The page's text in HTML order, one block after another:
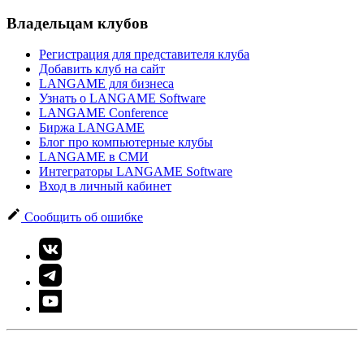
Владельцам клубов
Регистрация для представителя клуба
Добавить клуб на сайт
LANGAME для бизнеса
Узнать о LANGAME Software
LANGAME Conference
Биржа LANGAME
Блог про компьютерные клубы
LANGAME в СМИ
Интеграторы LANGAME Software
Вход в личный кабинет
Сообщить об ошибке